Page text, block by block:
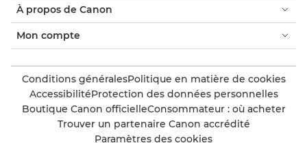
À propos de Canon
Mon compte
Conditions généralesPolitique en matière de cookies
AccessibilitéProtection des données personnelles
Boutique Canon officielleConsommateur : où acheter
Trouver un partenaire Canon accrédité
Paramètres des cookies